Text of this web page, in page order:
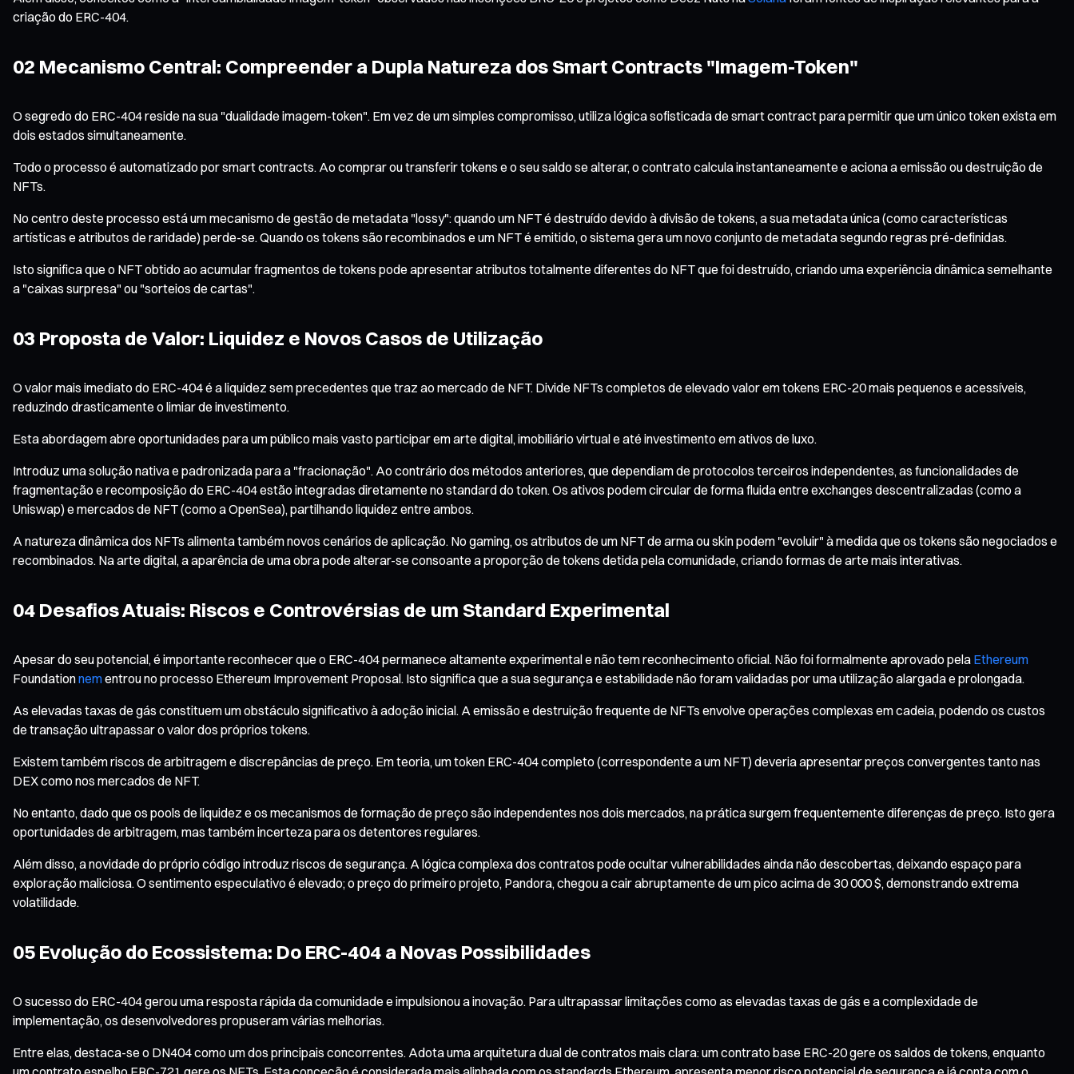
criação do ERC-404.
02 Mecanismo Central: Compreender a Dupla Natureza dos Smart Contracts "Imagem-Token"
O segredo do ERC-404 reside na sua "dualidade imagem-token". Em vez de um simples compromisso, utiliza lógica sofisticada de smart contract para permitir que um único token exista em
dois estados simultaneamente.
Todo o processo é automatizado por smart contracts. Ao comprar ou transferir tokens e o seu saldo se alterar, o contrato calcula instantaneamente e aciona a emissão ou destruição de
NFTs.
No centro deste processo está um mecanismo de gestão de metadata "lossy": quando um NFT é destruído devido à divisão de tokens, a sua metadata única (como características
artísticas e atributos de raridade) perde-se. Quando os tokens são recombinados e um NFT é emitido, o sistema gera um novo conjunto de metadata segundo regras pré-definidas.
Isto significa que o NFT obtido ao acumular fragmentos de tokens pode apresentar atributos totalmente diferentes do NFT que foi destruído, criando uma experiência dinâmica semelhante
a "caixas surpresa" ou "sorteios de cartas".
03 Proposta de Valor: Liquidez e Novos Casos de Utilização
O valor mais imediato do ERC-404 é a liquidez sem precedentes que traz ao mercado de NFT. Divide NFTs completos de elevado valor em tokens ERC-20 mais pequenos e acessíveis,
reduzindo drasticamente o limiar de investimento.
Esta abordagem abre oportunidades para um público mais vasto participar em arte digital, imobiliário virtual e até investimento em ativos de luxo.
Introduz uma solução nativa e padronizada para a "fracionação". Ao contrário dos métodos anteriores, que dependiam de protocolos terceiros independentes, as funcionalidades de
fragmentação e recomposição do ERC-404 estão integradas diretamente no standard do token. Os ativos podem circular de forma fluida entre exchanges descentralizadas (como a
Uniswap) e mercados de NFT (como a OpenSea), partilhando liquidez entre ambos.
A natureza dinâmica dos NFTs alimenta também novos cenários de aplicação. No gaming, os atributos de um NFT de arma ou skin podem "evoluir" à medida que os tokens são negociados e
recombinados. Na arte digital, a aparência de uma obra pode alterar-se consoante a proporção de tokens detida pela comunidade, criando formas de arte mais interativas.
04 Desafios Atuais: Riscos e Controvérsias de um Standard Experimental
Apesar do seu potencial, é importante reconhecer que o ERC-404 permanece altamente experimental e não tem reconhecimento oficial. Não foi formalmente aprovado pela Ethereum
Foundationnementrou no processo Ethereum Improvement Proposal. Isto significa que a sua segurança e estabilidade não foram validadas por uma utilização alargada e prolongada.
As elevadas taxas de gás constituem um obstáculo significativo à adoção inicial. A emissão e destruição frequente de NFTs envolve operações complexas em cadeia, podendo os custos
de transação ultrapassar o valor dos próprios tokens.
Existem também riscos de arbitragem e discrepâncias de preço. Em teoria, um token ERC-404 completo (correspondente a um NFT) deveria apresentar preços convergentes tanto nas
DEX como nos mercados de NFT.
No entanto, dado que os pools de liquidez e os mecanismos de formação de preço são independentes nos dois mercados, na prática surgem frequentemente diferenças de preço. Isto gera
oportunidades de arbitragem, mas também incerteza para os detentores regulares.
Além disso, a novidade do próprio código introduz riscos de segurança. A lógica complexa dos contratos pode ocultar vulnerabilidades ainda não descobertas, deixando espaço para
exploração maliciosa. O sentimento especulativo é elevado; o preço do primeiro projeto, Pandora, chegou a cair abruptamente de um pico acima de 30 000 $, demonstrando extrema
volatilidade.
05 Evolução do Ecossistema: Do ERC-404 a Novas Possibilidades
O sucesso do ERC-404 gerou uma resposta rápida da comunidade e impulsionou a inovação. Para ultrapassar limitações como as elevadas taxas de gás e a complexidade de
implementação, os desenvolvedores propuseram várias melhorias.
Entre elas, destaca-se o DN404 como um dos principais concorrentes. Adota uma arquitetura dual de contratos mais clara: um contrato base ERC-20 gere os saldos de tokens, enquanto